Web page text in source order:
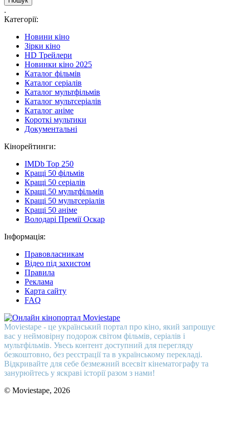
.
Категорії:
Новини кіно
Зірки кіно
HD Трейлери
Новинки кіно 2025
Каталог фільмів
Каталог серіалів
Каталог мультфільмів
Каталог мультсеріалів
Каталог аніме
Короткі мультики
Документальні
Кінорейтинги:
IMDb Top 250
Кращі 50 фільмів
Кращі 50 серіалів
Кращі 50 мультфільмів
Кращі 50 мультсеріалів
Кращі 50 аніме
Володарі Премії Оскар
Інформація:
Правовласникам
Відео під захистом
Правила
Реклама
Карта сайту
FAQ
Moviestape - це український портал про кіно, який запрошує
вас у неймовірну подорож світом фільмів, серіалів і
мультфільмів. Увесь контент доступний для перегляду
безкоштовно, без реєстрації та в українському перекладі.
Відкривайте для себе безмежний всесвіт кінематографу та
занурюйтесь у яскраві історії разом з нами!
© Moviestape, 2026